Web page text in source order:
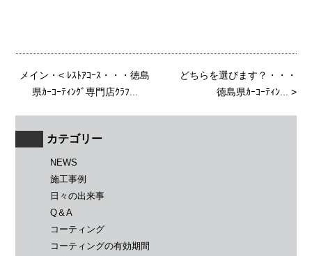
メイン ・< ﾚｽﾄｱｺｰｽ・・・徳島
県ｶｰｺｰﾃｨﾝｸﾞ専門店ｸﾗﾌ...
どちらを選びます？・・・
徳島県ｶｰｺｰﾃｨﾝ... >
カテゴリー
NEWS
施工事例
日々の出来事
Q＆A
コーティング
コーティングの有効期間